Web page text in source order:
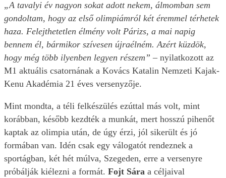
„A tavalyi év nagyon sokat adott nekem, álmomban sem
gondoltam, hogy az első olimpiámról két éremmel térhetek
haza. Felejthetetlen élmény volt Párizs, a mai napig
bennem él, bármikor szívesen újraélném. Azért küzdök,
hogy még több ilyenben legyen részem” – nyilatkozott az
M1 aktuális csatornának a Kovács Katalin Nemzeti Kajak-
Kenu Akadémia 21 éves versenyzője.
Mint mondta, a téli felkészülés ezúttal más volt, mint
korábban, később kezdték a munkát, mert hosszú pihenőt
kaptak az olimpia után, de úgy érzi, jól sikerült és jó
formában van. Idén csak egy válogatót rendeznek a
sportágban, két hét múlva, Szegeden, erre a versenyre
próbálják kiélezni a formát. Fojt Sára a céljaival